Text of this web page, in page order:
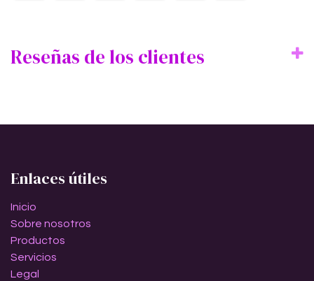
Reseñas de los clientes
Enlaces útiles
Inicio
Sobre nosotros
Productos
Servicios
Legal